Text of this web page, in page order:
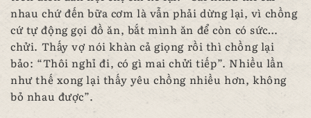
nhau chứ đến bữa cơm là vẫn phải dừng lại, vì chồng
cứ tự động gọi đồ ăn, bắt mình ăn để còn có sức…
chửi. Thấy vợ nói khàn cả giọng rồi thì chồng lại
bảo: “Thôi nghỉ đi, có gì mai chửi tiếp”. Nhiều lần
như thế xong lại thấy yêu chồng nhiều hơn, không
bỏ nhau được”.